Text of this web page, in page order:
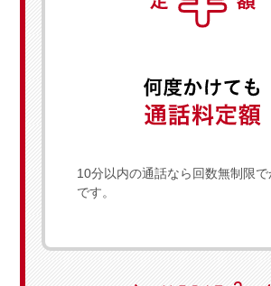
10分以内の通話なら回数無制限で
です。